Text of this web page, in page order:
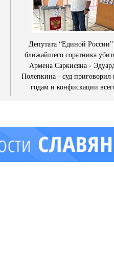
Депутата “Единой
ближайшего соратника
Армена Саркисяна -
Полепкина - суд приговорил
годам и конфискации